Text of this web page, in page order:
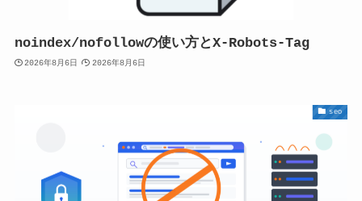
noindex/nofollowの使い方とX-Robots-Tag
2026年8月6日 2026年8月6日
seo